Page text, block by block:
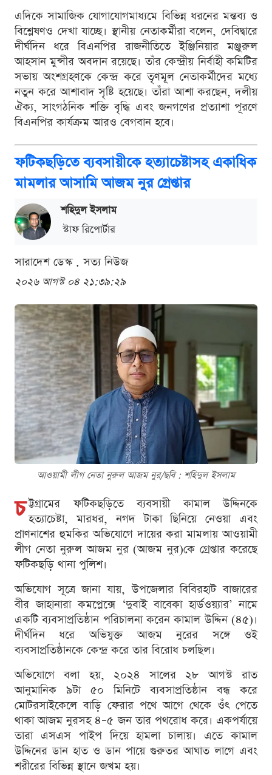
এদিকে সামাজিক যোগাযোগমাধ্যমে বিভিন্ন ধরনের মন্তব্য ও
বিশ্লেষণও দেখা যাচ্ছে। স্থানীয় নেতাকর্মীরা বলেন, দেবিদ্বারে
দীর্ঘদিন ধরে বিএনপির রাজনীতিতে ইঞ্জিনিয়ার মঞ্জুরুল
আহসান মুন্সীর অবদান রয়েছে। তাঁর কেন্দ্রীয় নির্বাহী কমিটির
সভায় অংশগ্রহণকে কেন্দ্র করে তৃণমূল নেতাকর্মীদের মধ্যে
নতুন করে আশাবাদ সৃষ্টি হয়েছে। তাঁরা আশা করছেন, দলীয়
ঐক্য, সাংগঠনিক শক্তি বৃদ্ধি এবং জনগণের প্রত্যাশা পূরণে
বিএনপির কার্যক্রম আরও বেগবান হবে।
ফটিকছড়িতে ব্যবসায়ীকে হত্যাচেষ্টাসহ একাধিক
মামলার আসামি আজম নুর গ্রেপ্তার
শ‌হিদুল ইসলাম
স্টাফ রিপোর্টার
সারাদেশ ডেস্ক . সত্য নিউজ
২০২৬ আগস্ট ০৪ ২১:৩৯:২৯
আওয়ামী লীগ নেতা নুরুল আজম নুর/ছবি : শ‌হিদুল ইসলাম
চ ট্টগ্রামের ফটিকছড়িতে ব্যবসায়ী কামাল উদ্দিনকে
হত্যাচেষ্টা, মারধর, নগদ টাকা ছিনিয়ে নেওয়া এবং
প্রাণনাশের হুমকির অভিযোগে দায়ের করা মামলায় আওয়ামী
লীগ নেতা নুরুল আজম নুর (আজম নুর)কে গ্রেপ্তার করেছে
ফটিকছড়ি থানা পুলিশ।
অভিযোগ সূত্রে জানা যায়, উপজেলার বিবিরহাট বাজারের
বীর জাহানারা কমপ্লেক্সে ‘দুবাই বাবেকা হার্ডওয়্যার’ নামে
একটি ব্যবসাপ্রতিষ্ঠান পরিচালনা করেন কামাল উদ্দিন (৪৫)।
দীর্ঘদিন ধরে অভিযুক্ত আজম নুরের সঙ্গে ওই
ব্যবসাপ্রতিষ্ঠানকে কেন্দ্র করে তার বিরোধ চলছিল।
অভিযোগে বলা হয়, ২০২৪ সালের ২৮ আগস্ট রাত
আনুমানিক ৯টা ৫০ মিনিটে ব্যবসাপ্রতিষ্ঠান বন্ধ করে
মোটরসাইকেলে বাড়ি ফেরার পথে আগে থেকে ওঁৎ পেতে
থাকা আজম নুরসহ ৪–৫ জন তার পথরোধ করে। একপর্যায়ে
তারা এসএস পাইপ দিয়ে হামলা চালায়। এতে কামাল
উদ্দিনের ডান হাত ও ডান পায়ে গুরুতর আঘাত লাগে এবং
শরীরের বিভিন্ন স্থানে জখম হয়।